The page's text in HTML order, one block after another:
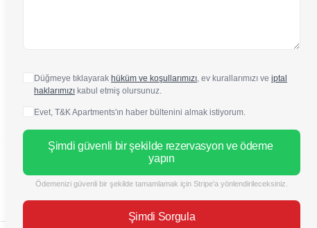
Düğmeye tıklayarak hüküm ve koşullarımızı, ev kurallarımızı ve iptal
haklarımızı kabul etmiş olursunuz.
Evet, T&K Apartments'ın haber bültenini almak istiyorum.
Şimdi güvenli bir şekilde rezervasyon ve ödeme
yapın
Ödemenizi güvenli bir şekilde tamamlamak için Stripe'a yönlendirileceksiniz.
Şimdi Sorgula